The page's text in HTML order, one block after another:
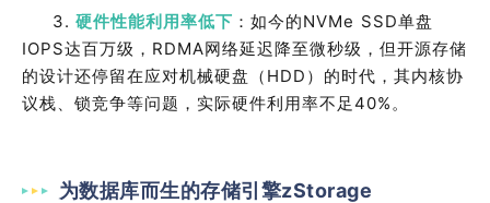
3. 硬件性能利用率低下 ：如今的NVMe SSD单盘
IOPS达百万级， RDMA网络延迟降至微秒级，但开源存储
的设计还停留在应对机械硬盘（ HDD ）的时代，其内核协
议栈、锁竞争等问题，实际硬件利用率不足40%。
为数据库而生的存储引擎zStorage